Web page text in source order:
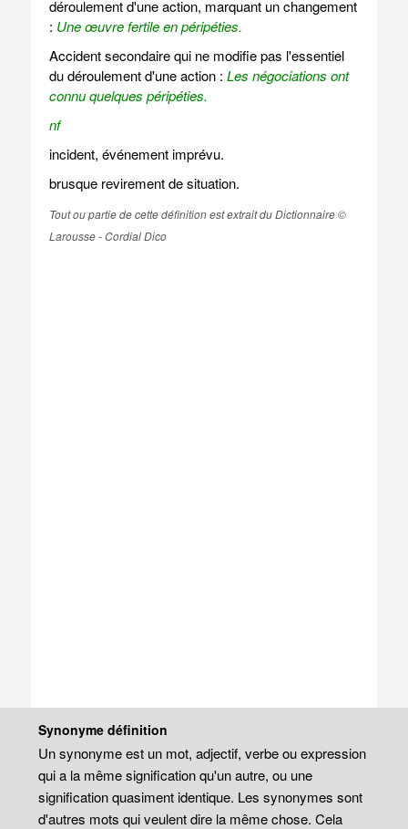
déroulement d'une action, marquant un changement
: Une œuvre fertile en péripéties.
Accident secondaire qui ne modifie pas l'essentiel
du déroulement d'une action : Les négociations ont
connu quelques péripéties.
nf
incident, événement imprévu.
brusque revirement de situation.
Tout ou partie de cette définition est extrait du Dictionnaire ©
Larousse - Cordial Dico
Synonyme définition
Un synonyme est un mot, adjectif, verbe ou expression
qui a la même signification qu'un autre, ou une
signification quasiment identique. Les synonymes sont
d'autres mots qui veulent dire la même chose. Cela